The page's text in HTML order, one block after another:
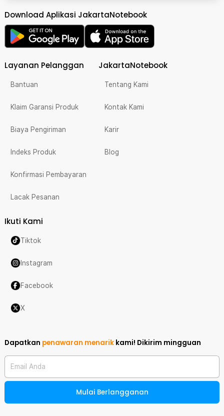
Download Aplikasi JakartaNotebook
Layanan Pelanggan
Bantuan
Klaim Garansi Produk
Biaya Pengiriman
Indeks Produk
Konfirmasi Pembayaran
Lacak Pesanan
JakartaNotebook
Tentang Kami
Kontak Kami
Karir
Blog
Ikuti Kami
Tiktok
Instagram
Facebook
X
Dapatkan penawaran menarik kami! Dikirim mingguan
Email Anda
Mulai Berlangganan